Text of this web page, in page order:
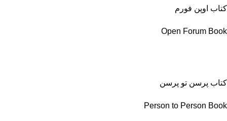
کتاب اوپن فورم
Open Forum Book
کتاب پرسن تو پرسن
Person to Person Book